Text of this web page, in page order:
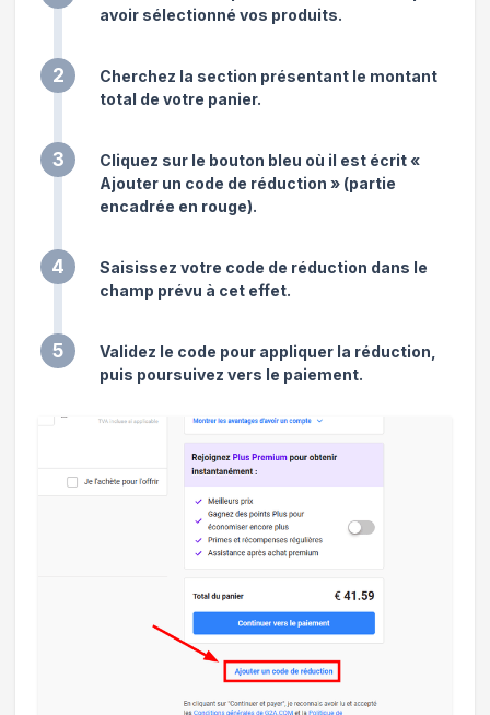
avoir sélectionné vos produits.
2
Cherchez la section présentant le montant
total de votre panier.
3
Cliquez sur le bouton bleu où il est écrit «
Ajouter un code de réduction » (partie
encadrée en rouge).
4
Saisissez votre code de réduction dans le
champ prévu à cet effet.
5
Validez le code pour appliquer la réduction,
puis poursuivez vers le paiement.